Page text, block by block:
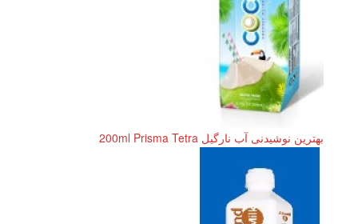
بهترین نوشیدنی آب نارگیل 200ml Prisma Tetra